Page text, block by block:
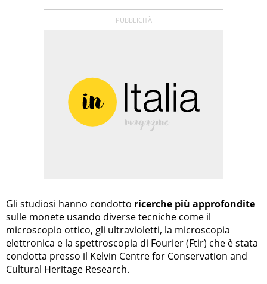
Gli studiosi hanno condotto ricerche più approfondite
sulle monete usando diverse tecniche come il
microscopio ottico, gli ultravioletti, la microscopia
elettronica e la spettroscopia di Fourier (Ftir) che è stata
condotta presso il Kelvin Centre for Conservation and
Cultural Heritage Research.